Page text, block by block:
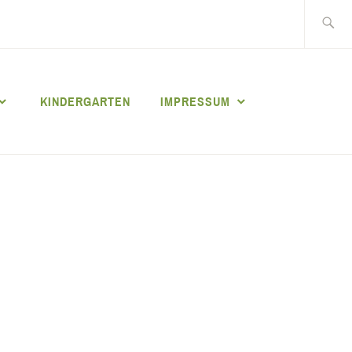
nach:
KINDERGARTEN IMPRESSUM